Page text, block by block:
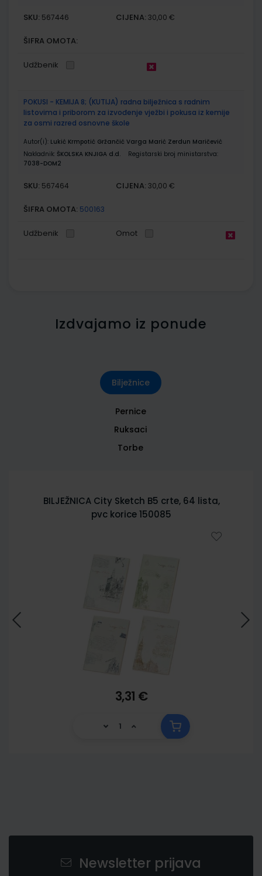
SKU: 567446 CIJENA: 30,00 €
ŠIFRA OMOTA:
Udžbenik
POKUSI - KEMIJA 8; (KUTIJA) radna bilježnica s radnim
listovima i priborom za izvođenje vježbi i pokusa iz kemije
za osmi razred osnovne škole
Autor(i): Lukić Krmpotić Gržančić Varga Marić Zerdun Maričević
Nakladnik: ŠKOLSKA KNJIGA d.d.
Registarski broj ministarstva:
7038-DOM2
SKU: 567464 CIJENA: 30,00 €
ŠIFRA OMOTA: 500163
Udžbenik Omot
Izdvajamo iz ponude
Bilježnice
Pernice
Ruksaci
Torbe
BILJEŽNICA City Sketch B5 crte, 64 lista,
pvc korice 150085
3,31 €
Newsletter prijava